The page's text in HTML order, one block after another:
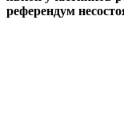
референдум